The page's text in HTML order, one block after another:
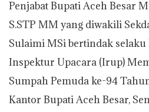
s
A
p
p
b
o
o
k
t
e
r
L
i
n
k
l
Penjabat Bupati Aceh Besar
S.STP MM yang diwakili
Sulaimi MSi bertindak selaku
Inspektur Upacara (Irup)
Sumpah Pemuda ke-94
Kantor Bupati Aceh Besar,